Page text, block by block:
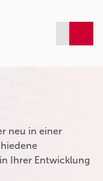
neu in einer
Ihrer Entwicklung